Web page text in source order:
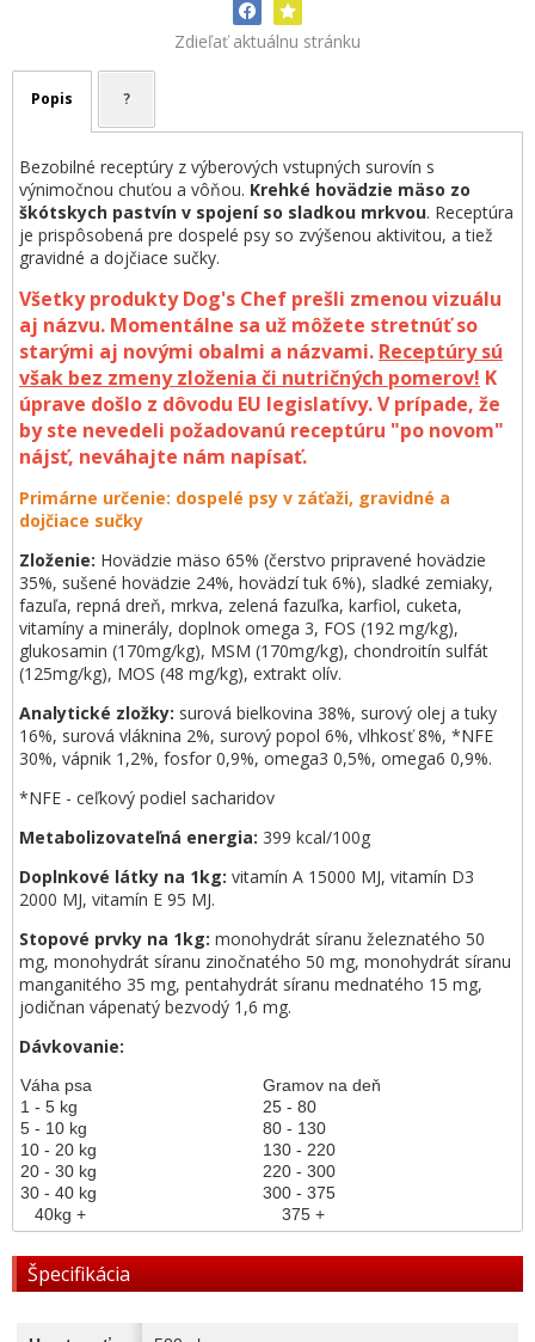
Zdieľať aktuálnu stránku
Popis ?
Bezobilné receptúry z výberových vstupných surovín s
výnimočnou chuťou a vôňou. Krehké hovädzie mäso zo
škótskych pastvín v spojení so sladkou mrkvou. Receptúra
je prispôsobená pre dospelé psy so zvýšenou aktivitou, a tiež
gravidné a dojčiace sučky.
Všetky produkty Dog's Chef prešli zmenou vizuálu
aj názvu. Momentálne sa už môžete stretnúť so
starými aj novými obalmi a názvami. Receptúry sú
však bez zmeny zloženia či nutričných pomerov! K
úprave došlo z dôvodu EU legislatívy. V prípade, že
by ste nevedeli požadovanú receptúru "po novom"
nájsť, neváhajte nám napísať.
Primárne určenie: dospelé psy v záťaži, gravidné a
dojčiace sučky
Zloženie: Hovädzie mäso 65% (čerstvo pripravené hovädzie
35%, sušené hovädzie 24%, hovädzí tuk 6%), sladké zemiaky,
fazuľa, repná dreň, mrkva, zelená fazuľka, karfiol, cuketa,
vitamíny a minerály, doplnok omega 3, FOS (192 mg/kg),
glukosamin (170mg/kg), MSM (170mg/kg), chondroitín sulfát
(125mg/kg), MOS (48 mg/kg), extrakt olív.
Analytické zložky: surová bielkovina 38%, surový olej a tuky
16%, surová vláknina 2%, surový popol 6%, vlhkosť 8%, *NFE
30%, vápnik 1,2%, fosfor 0,9%, omega3 0,5%, omega6 0,9%.
*NFE - ceľkový podiel sacharidov
Metabolizovateľná energia: 399 kcal/100g
Doplnkové látky na 1kg: vitamín A 15000 MJ, vitamín D3
2000 MJ, vitamín E 95 MJ.
Stopové prvky na 1kg: monohydrát síranu železnatého 50
mg, monohydrát síranu zinočnatého 50 mg, monohydrát síranu
manganitého 35 mg, pentahydrát síranu mednatého 15 mg,
jodičnan vápenatý bezvodý 1,6 mg.
Dávkovanie:
Váha psa
Gramov na deň
1 - 5 kg
25 - 80
5 - 10 kg
80 - 130
10 - 20 kg
130 - 220
20 - 30 kg
220 - 300
30 - 40 kg
300 - 375
40kg +
375 +
Špecifikácia